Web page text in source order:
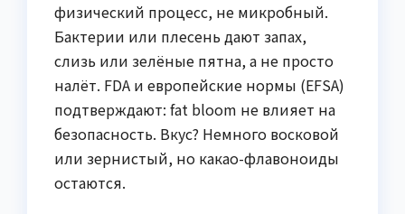
физический процесс, не микробный.
Бактерии или плесень дают запах,
слизь или зелёные пятна, а не просто
налёт. FDA и европейские нормы (EFSA)
подтверждают: fat bloom не влияет на
безопасность. Вкус? Немного восковой
или зернистый, но какао-флавоноиды
остаются.